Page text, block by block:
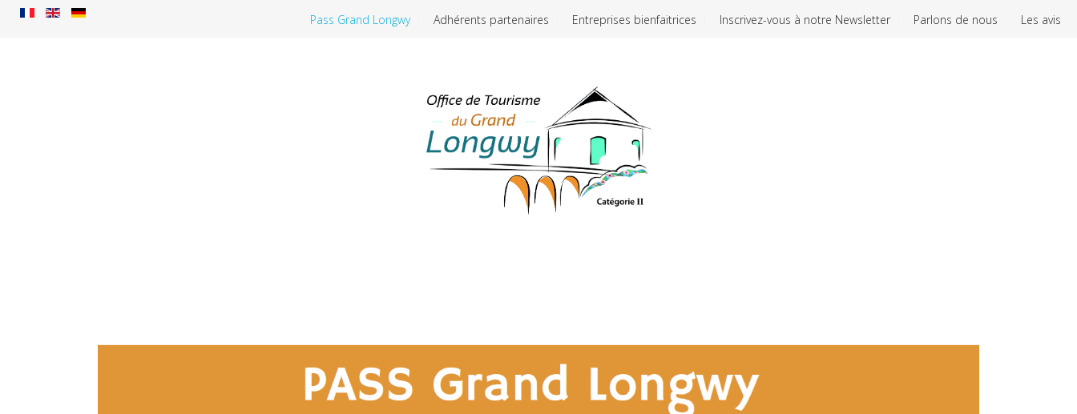
Pass Grand Longwy Adhérents partenaires Entreprises bienfaitrices Inscrivez-vous à notre Newsletter Parlons de nous Les avis